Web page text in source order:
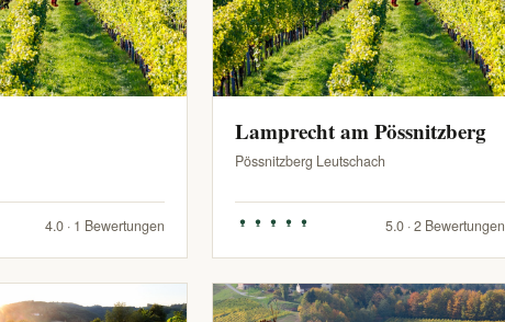
4.0 · 1 Bewertungen
Lamprecht am Pössnitzberg
Pössnitzberg Leutschach
5.0 · 2 Bewertungen